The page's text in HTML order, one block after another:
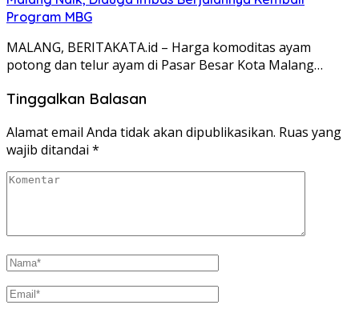
Program MBG
MALANG, BERITAKATA.id – Harga komoditas ayam
potong dan telur ayam di Pasar Besar Kota Malang…
Tinggalkan Balasan
Alamat email Anda tidak akan dipublikasikan. Ruas yang
wajib ditandai *